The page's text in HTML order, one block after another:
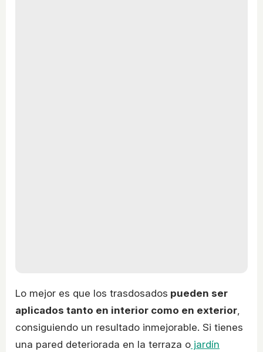
Lo mejor es que los trasdosados pueden ser
aplicados tanto en interior como en exterior,
consiguiendo un resultado inmejorable. Si tienes
una pared deteriorada en la terraza o jardín